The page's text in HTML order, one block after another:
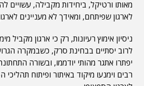
מאותו ורטיקל, ביחידות מקבילה, עשויים
לארגון שפיתחם, ומאידך לא מעניינים
ניסיון אימוץ רעיונות, רק כי ארגון מקביל
יפתרו אתגר מהותי יודממו, ובשורה